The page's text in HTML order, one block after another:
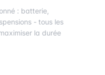
: batterie,
- tous les
la durée